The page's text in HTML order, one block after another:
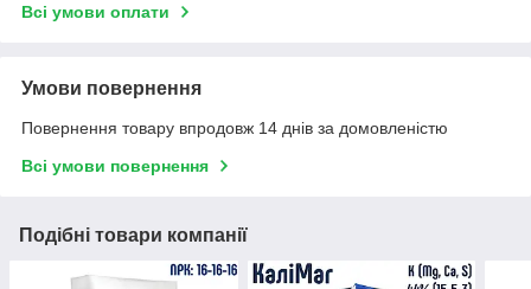
Всі умови оплати
Умови повернення
Повернення товару впродовж 14 днів за домовленістю
Всі умови повернення
Подібні товари компанії